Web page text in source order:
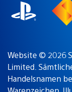
Website © 2026
Limited.
Handelsnamen